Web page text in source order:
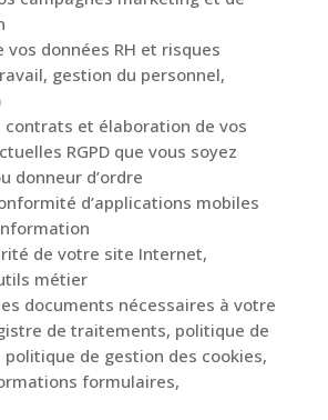
vos données RH et risques
gestion du personnel,
contrats et élaboration de vos
RGPD que vous soyez
donneur d’ordre
d’applications mobiles
de votre site Internet,
métier
documents nécessaires à votre
de traitements, politique de
de gestion des cookies,
formulaires,